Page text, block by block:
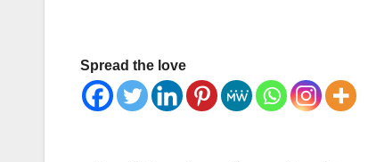
Spread the love